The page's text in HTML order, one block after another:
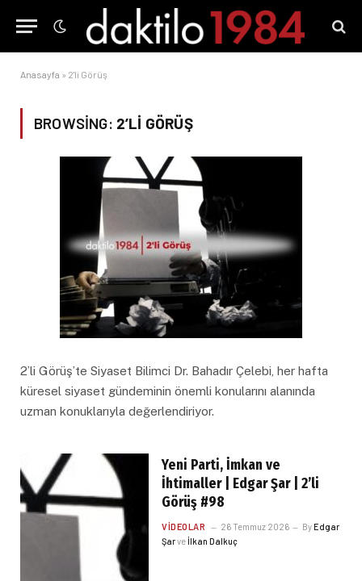
Anasayfa » 2'li Görüş
BROWSING: 2’LI GÖRÜŞ
2’li Görüş’te Siyaset Bilimci Dr. Bahadır Çelebi, her hafta
küresel siyaset gündeminin önemli konularını alanında
uzman konuklarıyla değerlendiriyor.
Yeni Parti, İmkan ve
İhtimaller | Edgar Şar | 2’li
Görüş #98
VIDEOLAR 26 Temmuz 2026 ByEdgar
Şarveİlkan Dalkuç